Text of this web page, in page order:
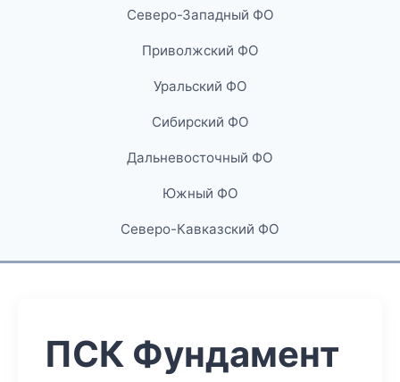
Северо-Западный ФО
Приволжский ФО
Уральский ФО
Сибирский ФО
Дальневосточный ФО
Южный ФО
Северо-Кавказский ФО
ПСК Фундамент